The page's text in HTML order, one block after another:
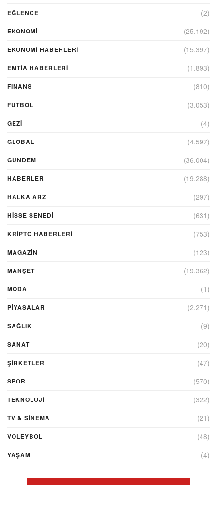
EĞLENCE (2)
EKONOMİ (25.192)
EKONOMI HABERLERI (15.397)
EMTIA HABERLERI (1.893)
FINANS (810)
FUTBOL (3.053)
GEZI (4)
GLOBAL (4.597)
GUNDEM (36.004)
HABERLER (19.288)
HALKA ARZ (297)
HİSSE SENEDİ (631)
KRIPTO HABERLERI (753)
MAGAZİN (123)
MANŞET (19.362)
MODA (1)
PİYASALAR (2.271)
SAĞLIK (9)
SANAT (20)
ŞIRKETLER (47)
SPOR (570)
TEKNOLOJİ (322)
TV & SINEMA (21)
VOLEYBOL (48)
YAŞAM (4)